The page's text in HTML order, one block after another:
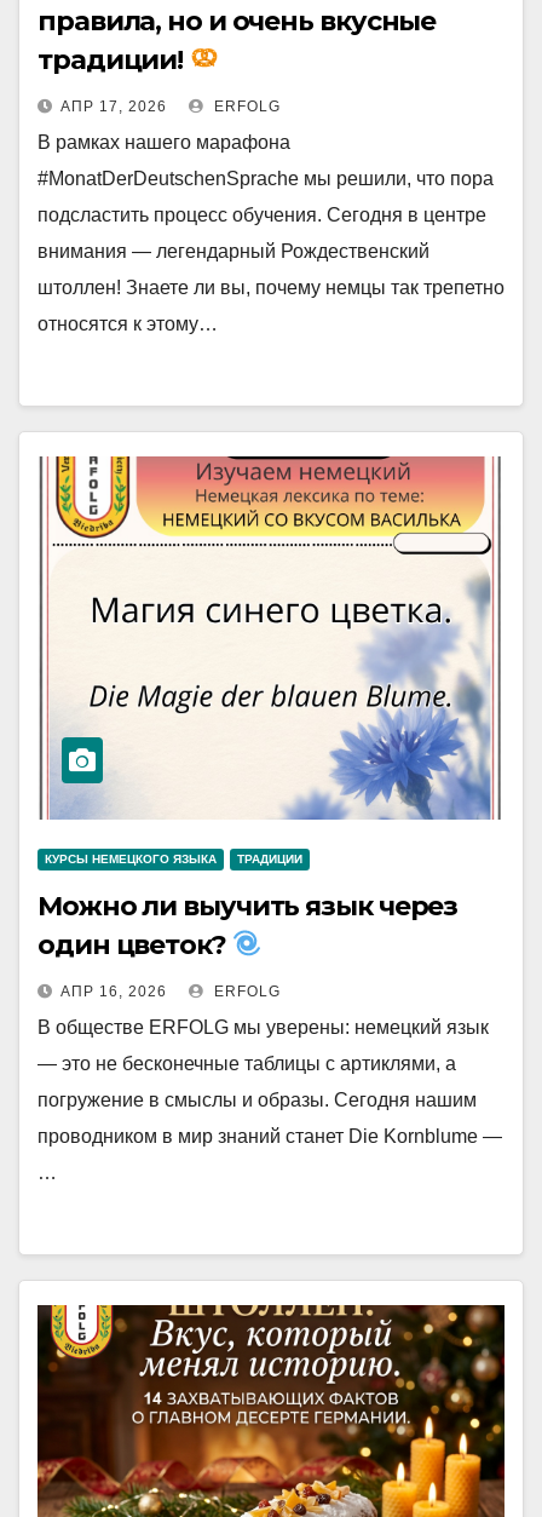
правила, но и очень вкусные
традиции!
АПР 17, 2026 ERFOLG
В рамках нашего марафона
#MonatDerDeutschenSprache мы решили, что пора
подсластить процесс обучения. Сегодня в центре
внимания — легендарный Рождественский
штоллен! Знаете ли вы, почему немцы так трепетно
относятся к этому…
КУРСЫ НЕМЕЦКОГО ЯЗЫКА ТРАДИЦИИ
Можно ли выучить язык через
один цветок?
АПР 16, 2026 ERFOLG
В обществе ERFOLG мы уверены: немецкий язык
— это не бесконечные таблицы с артиклями, а
погружение в смыслы и образы. Сегодня нашим
проводником в мир знаний станет Die Kornblume —
…